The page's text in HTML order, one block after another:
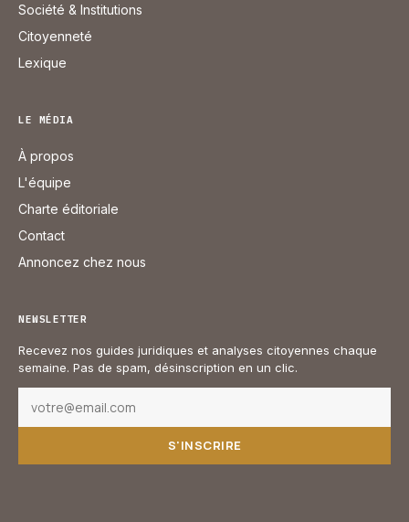
Société & Institutions
Citoyenneté
Lexique
LE MÉDIA
À propos
L'équipe
Charte éditoriale
Contact
Annoncez chez nous
NEWSLETTER
Recevez nos guides juridiques et analyses citoyennes chaque
semaine. Pas de spam, désinscription en un clic.
S'INSCRIRE